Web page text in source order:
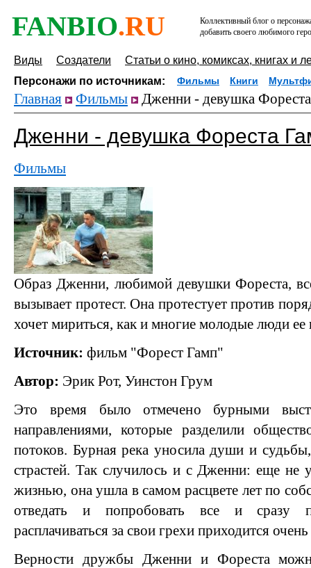
FANBIO.RU
Коллективный блог о
добавить своего любимого
Виды Создатели
Статьи о кино, комиксах, книгах и
Персонажи по источникам:
Фильмы Книги
Главная Фильмы Дженни - девушка
Дженни - девушка Фореста
Фильмы
Образ Дженни, любимой девушки Фореста,
вызывает протест. Она протестует против
хочет мириться, как и многие молодые люди ее
Источник: фильм "Форест Гамп"
Автор: Эрик Рот, Уинстон Грум
Это время было отмечено бурными
направлениями, которые разделили
потоков. Бурная река уносила души и
страстей. Так случилось и с Дженни: еще не
жизнью, она ушла в самом расцвете лет по
отведать и попробовать все и сразу
расплачиваться за свои грехи приходится
Верности дружбы Дженни и Фореста